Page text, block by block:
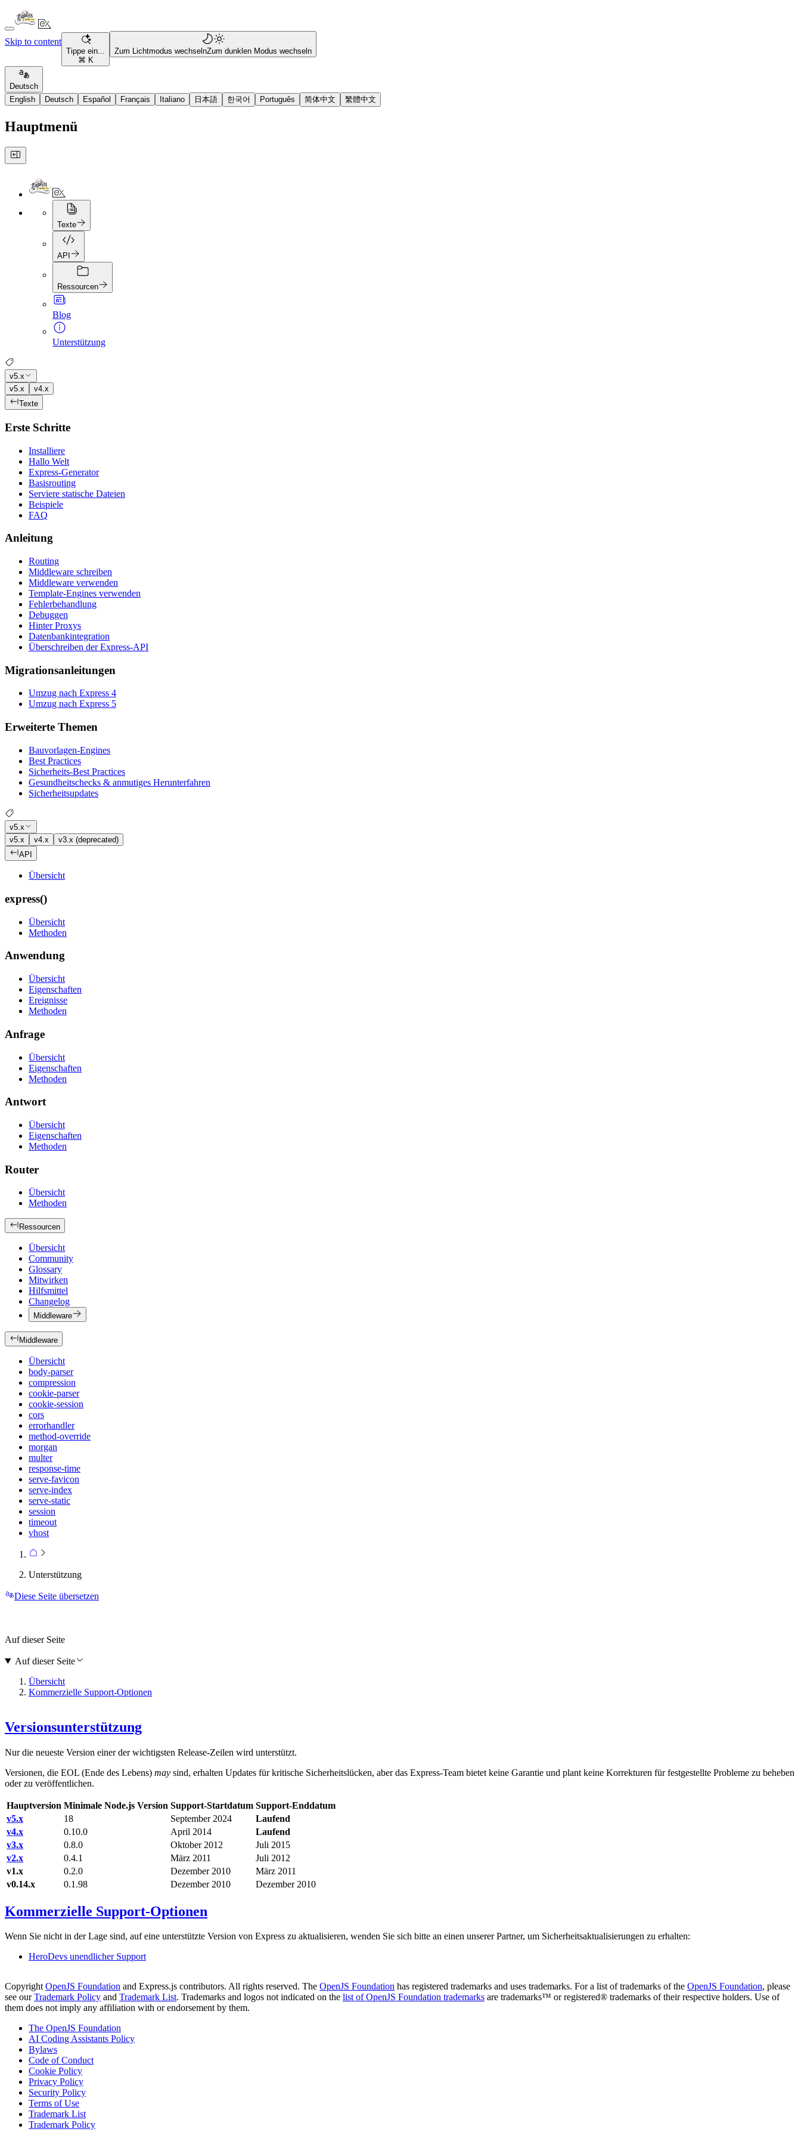
Skip to content
Tippe ein...
⌘ K
Zum Lichtmodus wechselnZum dunklen Modus wechseln
Deutsch
English
Deutsch Español Français Italiano 日本語 한국어 Português 简体中文 繁體中文
Hauptmenü
Texte
API
Ressourcen
Blog
Unterstützung
v5.x
v5.x
v4.x
Texte
Erste Schritte
Installiere
Hallo Welt
Express-Generator
Basisrouting
Serviere statische Dateien
Beispiele
FAQ
Anleitung
Routing
Middleware schreiben
Middleware verwenden
Template-Engines verwenden
Fehlerbehandlung
Debuggen
Hinter Proxys
Datenbankintegration
Überschreiben der Express-API
Migrationsanleitungen
Umzug nach Express 4
Umzug nach Express 5
Erweiterte Themen
Bauvorlagen-Engines
Best Practices
Sicherheits-Best Practices
Gesundheitschecks & anmutiges Herunterfahren
Sicherheitsupdates
v5.x
v5.x
v4.x
v3.x (deprecated)
API
Übersicht
express()
Übersicht
Methoden
Anwendung
Übersicht
Eigenschaften
Ereignisse
Methoden
Anfrage
Übersicht
Eigenschaften
Methoden
Antwort
Übersicht
Eigenschaften
Methoden
Router
Übersicht
Methoden
Ressourcen
Übersicht
Community
Glossary
Mitwirken
Hilfsmittel
Changelog
Middleware
Middleware
Übersicht
body-parser
compression
cookie-parser
cookie-session
cors
errorhandler
method-override
morgan
multer
response-time
serve-favicon
serve-index
serve-static
session
timeout
vhost
Unterstützung
Diese Seite übersetzen
Versionsunterstützung
Nur die neueste Version einer der wichtigsten Release-Zeilen wird unterstützt.
Versionen, die EOL (Ende des Lebens) may sind, erhalten Updates für kritische Sicherheitslücken, aber das Express-Team bietet keine Garantie und plant keine Korrekturen für festgestellte Probleme zu beheben
oder zu veröffentlichen.
Hauptversion Minimale Node.js Version Support-Startdatum Support-Enddatum
v5.x
18 September 2024
Laufend
v4.x
0.10.0 April 2014
Laufend
v3.x
0.8.0 Oktober 2012
Juli 2015
v2.x
0.4.1 März 2011
Juli 2012
v1.x
0.2.0 Dezember 2010
März 2011
v0.14.x
0.1.98 Dezember 2010 Dezember 2010
Kommerzielle Support-Optionen
Wenn Sie nicht in der Lage sind, auf eine unterstützte Version von Express zu aktualisieren, wenden Sie sich bitte an einen unserer Partner, um Sicherheitsaktualisierungen zu erhalten:
HeroDevs unendlicher Support
Auf dieser Seite
Auf dieser Seite
Übersicht
Kommerzielle Support-Optionen
CopyrightOpenJS Foundation and Express.js contributors. All rights reserved. The OpenJS Foundation has registered trademarks and uses trademarks. For a list of trademarks of the OpenJS Foundation, please
see ourTrademark Policy and Trademark List. Trademarks and logos not indicated on the list of OpenJS Foundation trademarks are trademarks™ or registered® trademarks of their respective holders. Use of
them does not imply any affiliation with or endorsement by them.
The OpenJS Foundation
AI Coding Assistants Policy
Bylaws
Code of Conduct
Cookie Policy
Privacy Policy
Security Policy
Terms of Use
Trademark List
Trademark Policy